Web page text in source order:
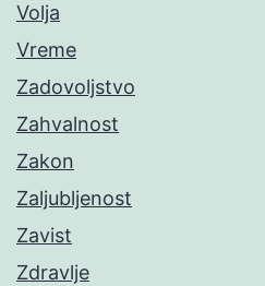
Volja
Vreme
Zadovoljstvo
Zahvalnost
Zakon
Zaljubljenost
Zavist
Zdravlje